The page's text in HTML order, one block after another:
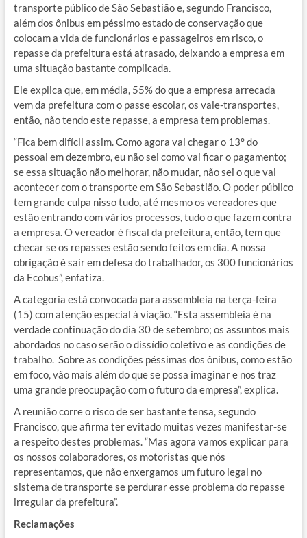
transporte público de São Sebastião e, segundo Francisco,
além dos ônibus em péssimo estado de conservação que
colocam a vida de funcionários e passageiros em risco, o
repasse da prefeitura está atrasado, deixando a empresa em
uma situação bastante complicada.
Ele explica que, em média, 55% do que a empresa arrecada
vem da prefeitura com o passe escolar, os vale-transportes,
então, não tendo este repasse, a empresa tem problemas.
“Fica bem difícil assim. Como agora vai chegar o 13° do
pessoal em dezembro, eu não sei como vai ficar o pagamento;
se essa situação não melhorar, não mudar, não sei o que vai
acontecer com o transporte em São Sebastião. O poder público
tem grande culpa nisso tudo, até mesmo os vereadores que
estão entrando com vários processos, tudo o que fazem contra
a empresa. O vereador é fiscal da prefeitura, então, tem que
checar se os repasses estão sendo feitos em dia. A nossa
obrigação é sair em defesa do trabalhador, os 300 funcionários
da Ecobus”, enfatiza.
A categoria está convocada para assembleia na terça-feira
(15) com atenção especial à viação. “Esta assembleia é na
verdade continuação do dia 30 de setembro; os assuntos mais
abordados no caso serão o dissídio coletivo e as condições de
trabalho. Sobre as condições péssimas dos ônibus, como estão
em foco, vão mais além do que se possa imaginar e nos traz
uma grande preocupação com o futuro da empresa”, explica.
A reunião corre o risco de ser bastante tensa, segundo
Francisco, que afirma ter evitado muitas vezes manifestar-se
a respeito destes problemas. “Mas agora vamos explicar para
os nossos colaboradores, os motoristas que nós
representamos, que não enxergamos um futuro legal no
sistema de transporte se perdurar esse problema do repasse
irregular da prefeitura”.
Reclamações